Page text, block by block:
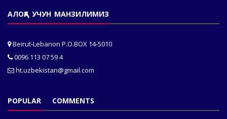
АЛОҚА УЧУН МАНЗИЛИМИЗ
Beirut-Lebanon P.O.BOX 14-5010
0096 113 07 59 4
ht.uzbekistan@gmail.com
POPULAR COMMENTS